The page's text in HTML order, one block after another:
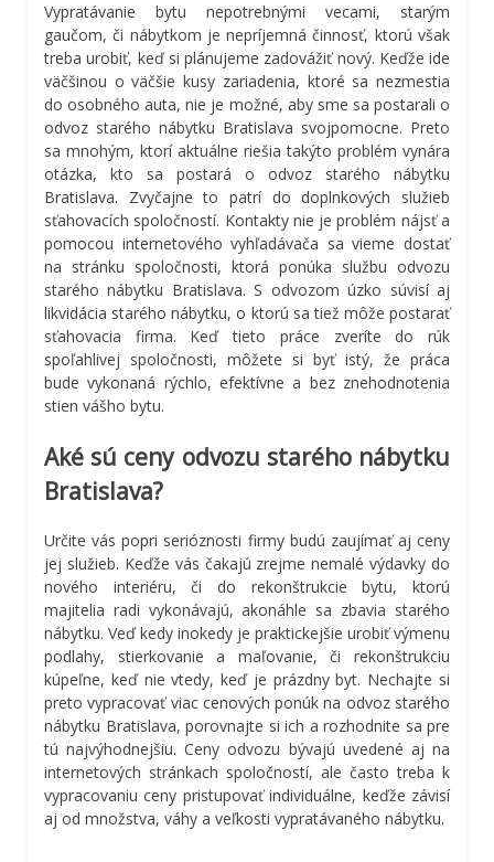
Vypratávanie bytu nepotrebnými vecami, starým
gaučom, či nábytkom je nepríjemná činnosť, ktorú však
treba urobiť, keď si plánujeme zadovážiť nový. Keďže ide
väčšinou o väčšie kusy zariadenia, ktoré sa nezmestia
do osobného auta, nie je možné, aby sme sa postarali o
odvoz starého nábytku Bratislava svojpomocne. Preto
sa mnohým, ktorí aktuálne riešia takýto problém vynára
otázka, kto sa postará o odvoz starého nábytku
Bratislava. Zvyčajne to patrí do doplnkových služieb
sťahovacích spoločností. Kontakty nie je problém nájsť a
pomocou internetového vyhľadávača sa vieme dostať
na stránku spoločnosti, ktorá ponúka službu odvozu
starého nábytku Bratislava. S odvozom úzko súvisí aj
likvidácia starého nábytku, o ktorú sa tiež môže postarať
sťahovacia firma. Keď tieto práce zveríte do rúk
spoľahlivej spoločnosti, môžete si byť istý, že práca
bude vykonaná rýchlo, efektívne a bez znehodnotenia
stien vášho bytu.
Aké sú ceny odvozu starého nábytku
Bratislava?
Určite vás popri serióznosti firmy budú zaujímať aj ceny
jej služieb. Keďže vás čakajú zrejme nemalé výdavky do
nového interiéru, či do rekonštrukcie bytu, ktorú
majitelia radi vykonávajú, akonáhle sa zbavia starého
nábytku. Veď kedy inokedy je praktickejšie urobiť výmenu
podlahy, stierkovanie a maľovanie, či rekonštrukciu
kúpeľne, keď nie vtedy, keď je prázdny byt. Nechajte si
preto vypracovať viac cenových ponúk na odvoz starého
nábytku Bratislava, porovnajte si ich a rozhodnite sa pre
tú najvýhodnejšiu. Ceny odvozu bývajú uvedené aj na
internetových stránkach spoločností, ale často treba k
vypracovaniu ceny pristupovať individuálne, keďže závisí
aj od množstva, váhy a veľkosti vypratávaného nábytku.